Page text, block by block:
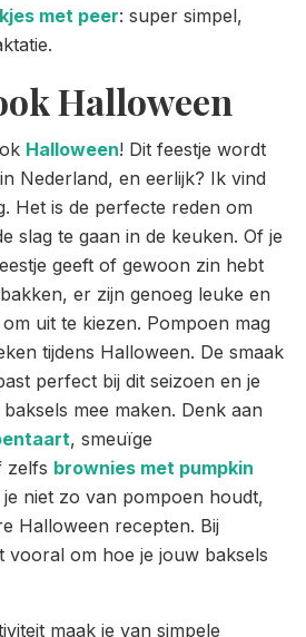
met peer: super simpel,
Halloween
Halloween! Dit feestje wordt
Nederland, en eerlijk? Ik vind
Het is de perfecte reden om
slag te gaan in de keuken. Of je
geeft of gewoon zin hebt
er zijn genoeg leuke en
uit te kiezen. Pompoen mag
tijdens Halloween. De smaak
perfect bij dit seizoen en je
mee maken. Denk aan
, smeuïge
zelfs brownies met pumpkin
niet zo van pompoen houdt,
Halloween recepten. Bij
vooral om hoe je jouw baksels
maak je van simpele